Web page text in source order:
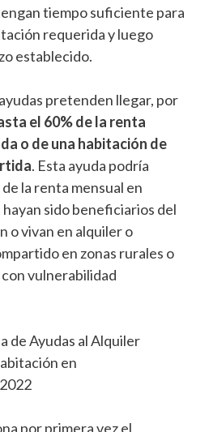
tiempo suficiente para
requerida y luego
establecido.
pretenden llegar, por
el 60% de la renta
o de una habitación de
. Esta ayuda podría
la renta mensual en
sido beneficiarios del
o vivan en alquiler o
en zonas rurales o
vulnerabilidad
Ayudas al Alquiler
en
2022
por primera vez el